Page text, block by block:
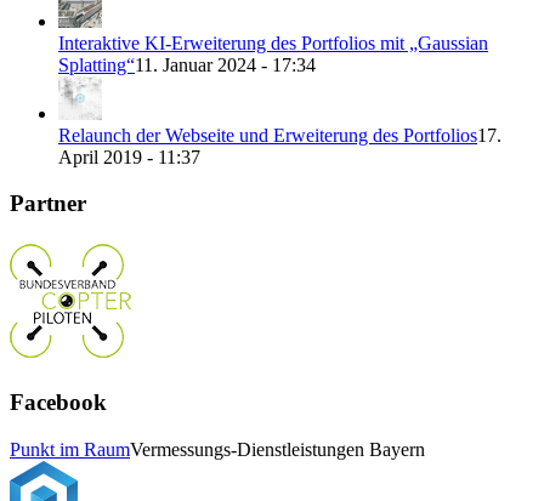
Interaktive KI-Erweiterung des Portfolios mit „Gaussian
Splatting“11. Januar 2024 - 17:34
Relaunch der Webseite und Erweiterung des Portfolios17.
April 2019 - 11:37
Partner
Facebook
Punkt im RaumVermessungs-Dienstleistungen Bayern